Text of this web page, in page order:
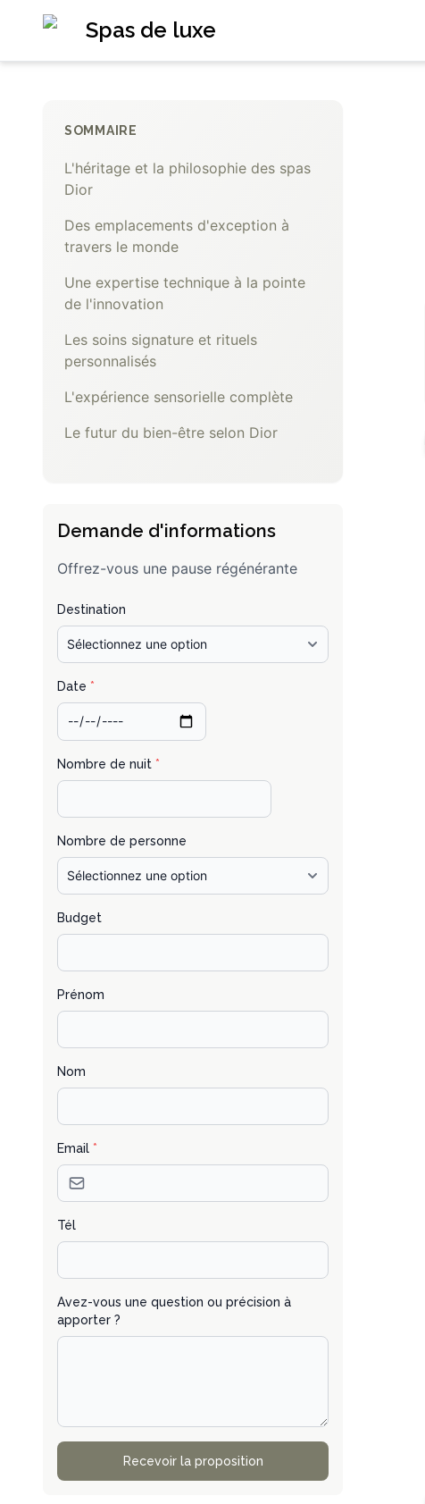
Spas de luxe
SOMMAIRE
L'héritage et la philosophie des spas
Dior
Des emplacements d'exception à
travers le monde
Une expertise technique à la pointe
de l'innovation
Les soins signature et rituels
personnalisés
L'expérience sensorielle complète
Le futur du bien-être selon Dior
Demande d'informations
Offrez-vous une pause régénérante
Destination
Date *
Nombre de nuit *
Nombre de personne
Budget
Prénom
Nom
Email *
Tél
Avez-vous une question ou précision à
apporter ?
Recevoir la proposition